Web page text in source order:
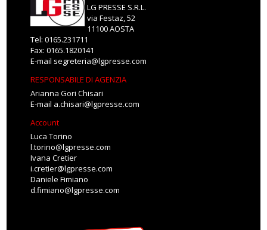
LG PRESSE S.R.L.
via Festaz, 52
11100 AOSTA
Tel: 0165.231711
Fax: 0165.1820141
E-mail segreteria@lgpresse.com
RESPONSABILE DI AGENZIA
Arianna Gori Chisari
E-mail a.chisari@lgpresse.com
Account
Luca Torino
l.torino@lgpresse.com
Ivana Cretier
i.cretier@lgpresse.com
Daniele Fimiano
d.fimiano@lgpresse.com